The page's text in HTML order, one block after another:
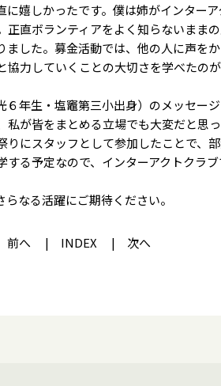
嬉しかったです。僕は姉がインター
直ボランティアをよく知らないまま
した。募金活動では、他の人に声を
協力していくことの大切さを学べたの
年生・塩竈第三小出身）のメッセー
私が皆をまとめる立場でも大変だと思
にスタッフとして参加したことで、
る予定なので、インターアクトクラ
なる活躍にご期待ください。
前へ INDEX 次へ